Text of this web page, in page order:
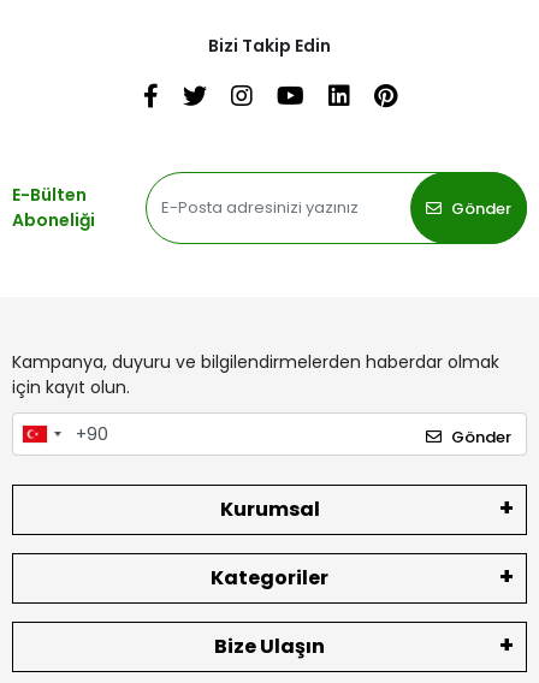
Bizi Takip Edin
E-Bülten
Aboneliği
Gönder
Kampanya, duyuru ve bilgilendirmelerden haberdar olmak
için kayıt olun.
Gönder
Kurumsal
Kategoriler
Bize Ulaşın